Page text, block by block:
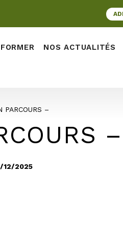
NOS ACTUALITÉS
PARCOURS –
–
12/2025